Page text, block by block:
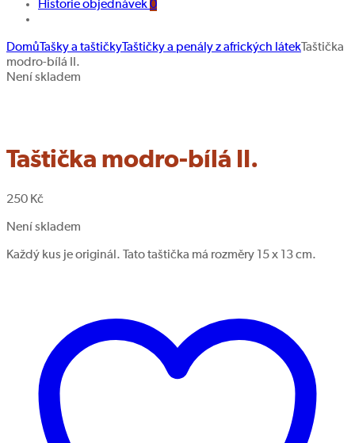
Historie objednávek0
Domů Tašky a taštičky Taštičky a penály z afrických látek Taštička
modro-bílá II.
Navigace
Taštička
Taštička
Není skladem
Taštička modro-bílá II.
250 Kč
Není skladem
Každý kus je originál. Tato taštička má rozměry 15 x 13 cm.